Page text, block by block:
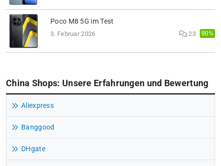
Poco M8 5G im Test
3. Februar 2026 23 90%
China Shops: Unsere Erfahrungen und Bewertung
Aliexpress
Banggood
DHgate